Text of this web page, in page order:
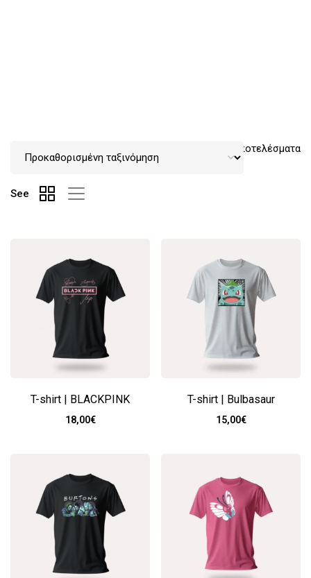
Βλέπετε 1–12 από 22 αποτελέσματα
See
T-shirt | BLACKPINK
18,00€
T-shirt | Bulbasaur
15,00€